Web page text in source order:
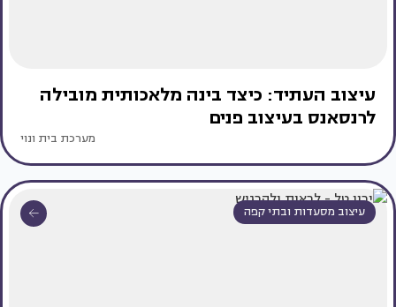
עיצוב העתיד: כיצד בינה מלאכותית מובילה
לרנסאנס בעיצוב פנים
מערכת בית ונוי
עיצוב מסעדות ובתי קפה